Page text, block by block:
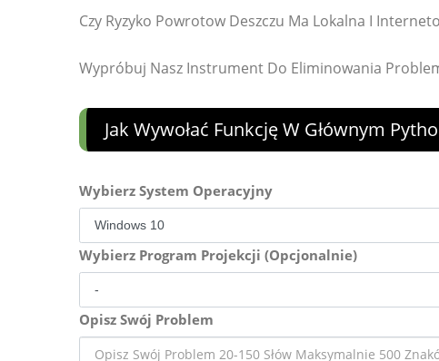
Czy Ryzyko Powrotow Deszczu Ma Lokalna I
Wypróbuj Nasz Instrument Do Eliminowania
Jak Wywołać Funkcję W Głównym
Wybierz System Operacyjny
Wybierz Program Projekcji (Opcjonalnie)
Opisz Swój Problem